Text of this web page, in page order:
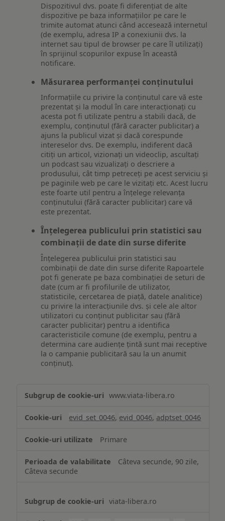
Dispozitivul dvs. poate fi diferențiat de alte
dispozitive pe baza informațiilor pe care le
trimite automat atunci când accesează internetul
(de exemplu, adresa IP a conexiunii dvs. la
internet sau tipul de browser pe care îl utilizați)
în sprijinul scopurilor expuse în această
notificare.
Măsurarea performanței conținutului
Informațiile cu privire la conținutul care vă este
prezentat și la modul în care interacționați cu
acesta pot fi utilizate pentru a stabili dacă, de
exemplu, conținutul (fără caracter publicitar) a
ajuns la publicul vizat și dacă corespunde
intereselor dvs. De exemplu, indiferent dacă
citiți un articol, vizionați un videoclip, ascultați
un podcast sau vizualizați o descriere a
produsului, cât timp petreceți pe acest serviciu și
pe paginile web pe care le vizitați etc. Acest lucru
este foarte util pentru a înțelege relevanța
conținutului (fără caracter publicitar) care vă
este prezentat.
Înțelegerea publicului prin statistici sau
combinații de date din surse diferite
Înțelegerea publicului prin statistici sau
combinații de date din surse diferite Rapoartele
pot fi generate pe baza combinației de seturi de
date (cum ar fi profilurile de utilizator,
statisticile, cercetarea de piață, datele analitice)
cu privire la interacțiunile dvs. și cele ale altor
utilizatori cu conținut publicitar sau (fără
caracter publicitar) pentru a identifica
caracteristicile comune (de exemplu, pentru a
determina care audiențe țintă sunt mai receptive
la o campanie publicitară sau la un anumit
conținut).
www.viata-libera.ro
evid_set_0046, evid_0046, adptset_0046
Primare
Câteva secunde, 90 zile,
Câteva secunde
viata-libera.ro